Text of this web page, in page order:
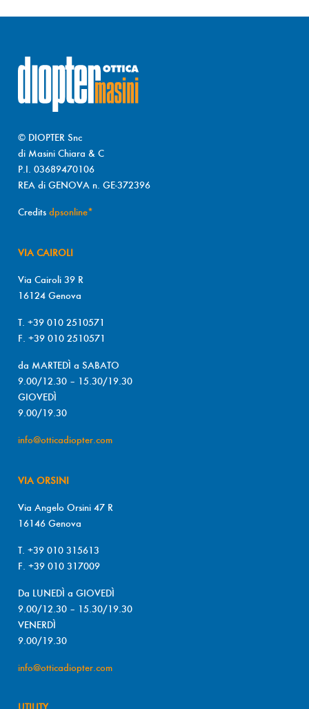
© DIOPTER Snc
di Masini Chiara & C
P.I. 03689470106
REA di GENOVA n. GE-372396
Credits dpsonline*
VIA CAIROLI
Via Cairoli 39 R
16124 Genova
T. +39 010 2510571
F. +39 010 2510571
da MARTEDÌ a SABATO
9.00/12.30 – 15.30/19.30
GIOVEDÌ
9.00/19.30
info@otticadiopter.com
VIA ORSINI
Via Angelo Orsini 47 R
16146 Genova
T. +39 010 315613
F. +39 010 317009
Da LUNEDÌ a GIOVEDÌ
9.00/12.30 – 15.30/19.30
VENERDÌ
9.00/19.30
info@otticadiopter.com